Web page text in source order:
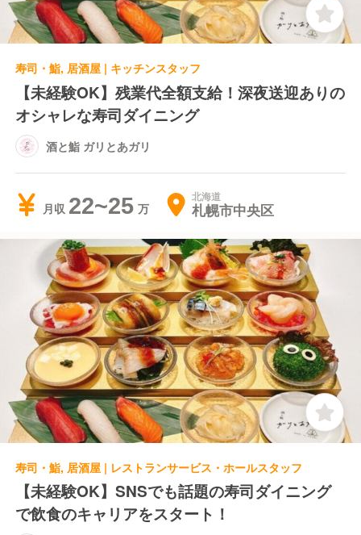
寿司・鮨, 居酒屋 | キッチンスタッフ
【未経験OK】残業代全額支給！深夜送迎ありの
オシャレな寿司ダイニング
酒と鮨 ガリとあガリ
月収 22~25 北海道
札幌市中央区
寿司・鮨, 居酒屋 | レストランサービス・ホールスタッフ
【未経験OK】SNSでも話題の寿司ダイニング
で飲食のキャリアをスタート！